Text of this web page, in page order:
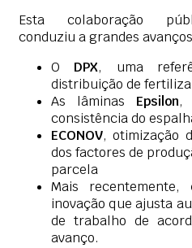
Esta colaboração
conduziu a grandes
O DPX, uma
distribuição de
As lâminas Epsilon,
consistência do
ECONOV, otimização
dos factores de
parcela
Mais recentemente,
inovação que ajusta
de trabalho de
avanço.